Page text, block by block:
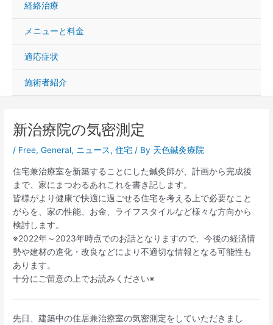
経絡治療
メニューと料金
適応症状
施術者紹介
新治療院の気密測定
/ Free,General, ニュース,住宅 / By 天色鍼灸療院
住宅兼治療室を新築することにした鍼灸師が、計画から完成後
まで、家にまつわるあれこれを書き記します。
皆様がより健康で快適に過ごせる住宅を考える上で必要なこと
がらを、家の性能、お金、ライフスタイルなど様々な方向から
検討します。
※2022年～2023年時点でのお話となりますので、今後の経済情
勢や建材の進化・改良などにより不適切な情報となる可能性も
あります。
十分にご留意の上でお読みください※
先日、建築中の住居兼治療室の気密測定をしていただきまし